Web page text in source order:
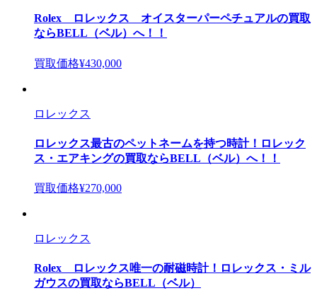
Rolex ロレックス オイスターパーペチュアルの買取
ならBELL（ベル）へ！！
買取価格¥430,000
ロレックス
ロレックス最古のペットネームを持つ時計！ロレック
ス・エアキングの買取ならBELL（ベル）へ！！
買取価格¥270,000
ロレックス
Rolex ロレックス唯一の耐磁時計！ロレックス・ミル
ガウスの買取ならBELL（ベル）